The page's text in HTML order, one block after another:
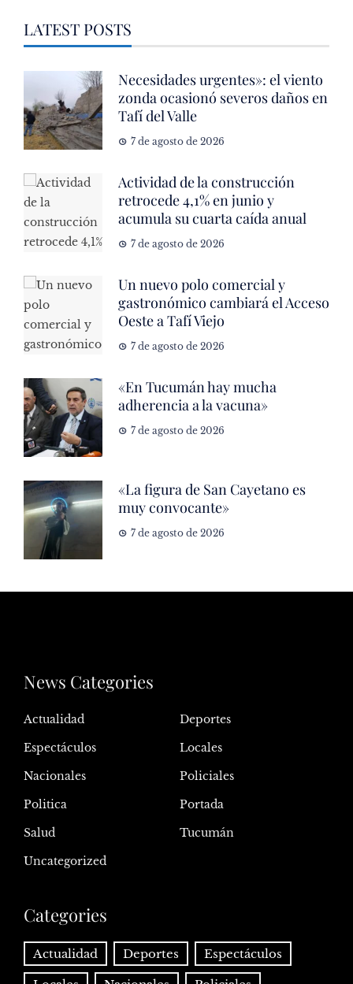
LATEST POSTS
Necesidades urgentes»: el viento
zonda ocasionó severos daños en
Tafí del Valle
7 de agosto de 2026
Actividad de la construcción
retrocede 4,1% en junio y
acumula su cuarta caída anual
7 de agosto de 2026
Un nuevo polo comercial y
gastronómico cambiará el Acceso
Oeste a Tafí Viejo
7 de agosto de 2026
«En Tucumán hay mucha
adherencia a la vacuna»
7 de agosto de 2026
«La figura de San Cayetano es
muy convocante»
7 de agosto de 2026
News Categories
Actualidad
Deportes
Espectáculos
Locales
Nacionales
Policiales
Politica
Portada
Salud
Tucumán
Uncategorized
Categories
Actualidad Deportes Espectáculos